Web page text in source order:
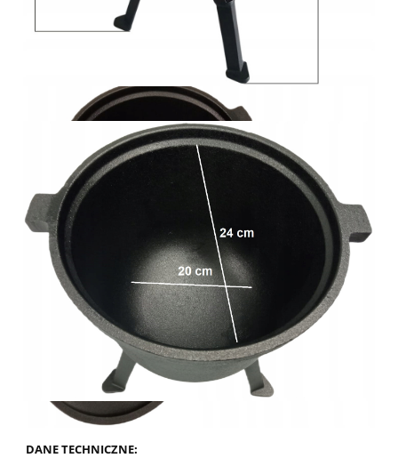
3 odkręcane nóżki + 3 śruby mocujące
Instrukcja montażu i użytkowania
DANE TECHNICZNE: